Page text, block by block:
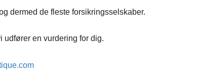
dermed de fleste forsikringsselskaber.
udfører en vurdering for dig.